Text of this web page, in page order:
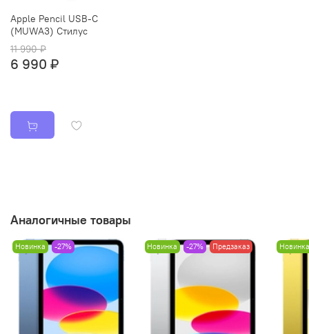
Apple Pencil USB-C
(MUWA3) Стилус
11 990 ₽
6 990 ₽
Аналогичные товары
Новинка -27% Новинка -27% Предзаказ Новинка